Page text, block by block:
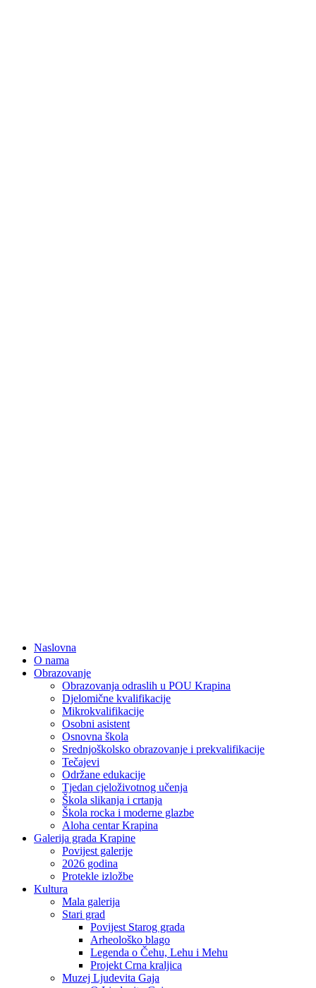
Naslovna
O nama
Obrazovanje
Obrazovanja odraslih u POU Krapina
Djelomične kvalifikacije
Mikrokvalifikacije
Osobni asistent
Osnovna škola
Srednjoškolsko obrazovanje i prekvalifikacije
Tečajevi
Održane edukacije
Tjedan cjeloživotnog učenja
Škola slikanja i crtanja
Škola rocka i moderne glazbe
Aloha centar Krapina
Galerija grada Krapine
Povijest galerije
2026 godina
Protekle izložbe
Kultura
Mala galerija
Stari grad
Povijest Starog grada
Arheološko blago
Legenda o Čehu, Lehu i Mehu
Projekt Crna kraljica
Muzej Ljudevita Gaja